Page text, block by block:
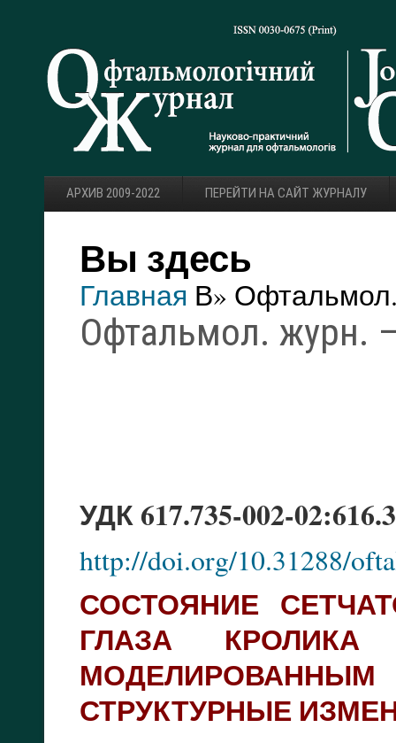
АРХИВ 2009-2022 ПЕРЕЙТИ НА САЙТ ЖУРНАЛУ
Вы здесь
Главная В»
Офтальмол. журн.
УДК 617.735-002-
http://doi.org/10.31288/
СОСТОЯНИЕ
ГЛАЗА
СТРУКТУРНЫЕ